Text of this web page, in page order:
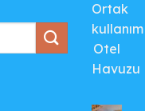
Ortak
kullanım
Otel
Havuzu